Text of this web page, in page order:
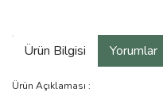
Ürün Bilgisi Yorumlar
Ürün Açıklaması :